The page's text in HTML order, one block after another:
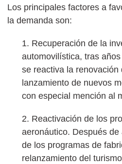
Los principales factores a
la demanda son:
1. Recuperación de la
automovilística, tras
se reactiva la renovación
lanzamiento de nuevos
con especial mención al
2. Reactivación de los
aeronáutico. Después
de los programas de
relanzamiento del